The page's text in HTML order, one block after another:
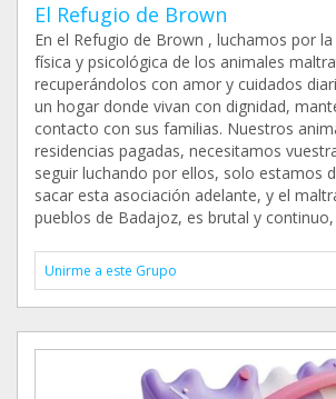
El Refugio de Brown
En el Refugio de Brown , luchamos por
física y psicológica de los animales
recuperándolos con amor y cuidados
un hogar donde vivan con dignidad,
contacto con sus familias. Nuestros
residencias pagadas, necesitamos
seguir luchando por ellos, solo estamos
sacar esta asociación adelante, y el
pueblos de Badajoz, es brutal y
Unirme a este Grupo